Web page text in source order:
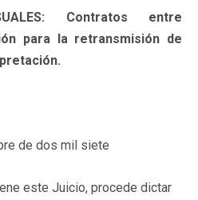
Contratos entre
para la retransmisión de
de dos mil siete
este Juicio, procede dictar